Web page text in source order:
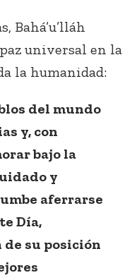
Bahá’u’lláh
universal en la
la humanidad:
del mundo
y, con
bajo la
y
aferrarse
Día,
su posición